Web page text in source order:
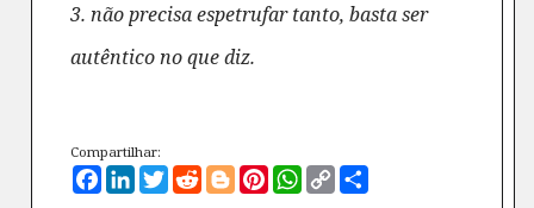
3. não precisa espetrufar tanto, basta ser
autêntico no que diz.
Compartilhar:
Facebook
LinkedIn
TwitterRedditBloggerPinterest
WhatsApp
Copy
Link